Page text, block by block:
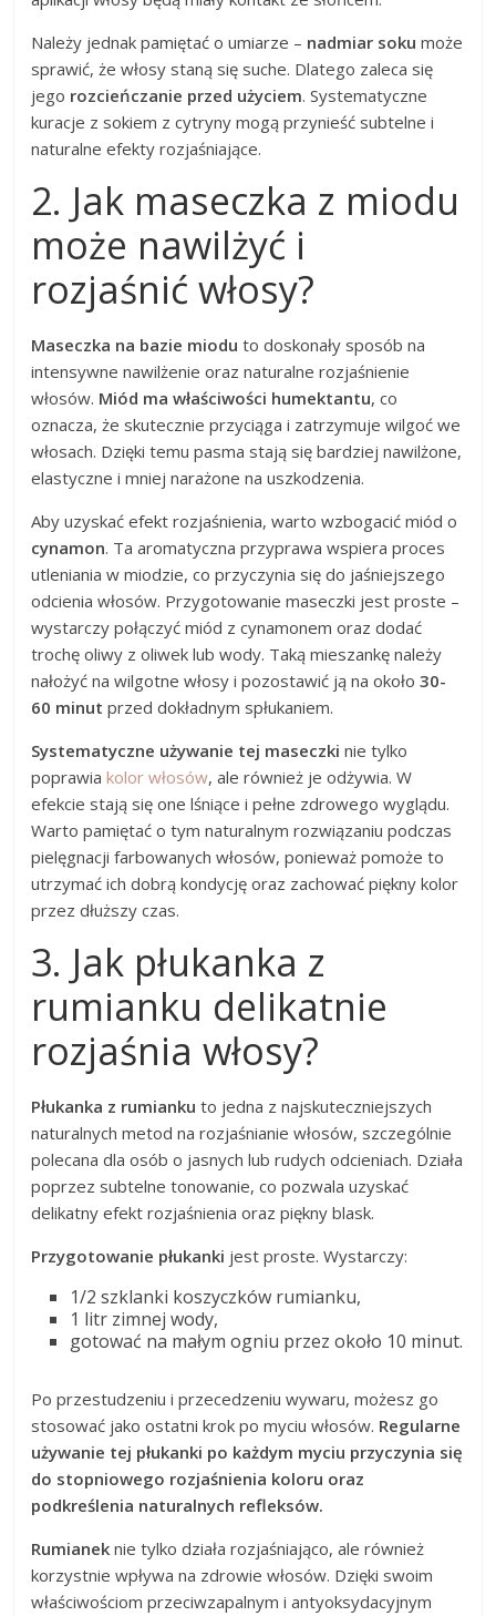
Należy jednak pamiętać o umiarze – nadmiar soku może
sprawić, że włosy staną się suche. Dlatego zaleca się
jego rozcieńczanie przed użyciem. Systematyczne
kuracje z sokiem z cytryny mogą przynieść subtelne i
naturalne efekty rozjaśniające.
2. Jak maseczka z miodu
może nawilżyć i
rozjaśnić włosy?
Maseczka na bazie miodu to doskonały sposób na
intensywne nawilżenie oraz naturalne rozjaśnienie
włosów. Miód ma właściwości humektantu, co
oznacza, że skutecznie przyciąga i zatrzymuje wilgoć we
włosach. Dzięki temu pasma stają się bardziej nawilżone,
elastyczne i mniej narażone na uszkodzenia.
Aby uzyskać efekt rozjaśnienia, warto wzbogacić miód o
cynamon. Ta aromatyczna przyprawa wspiera proces
utleniania w miodzie, co przyczynia się do jaśniejszego
odcienia włosów. Przygotowanie maseczki jest proste –
wystarczy połączyć miód z cynamonem oraz dodać
trochę oliwy z oliwek lub wody. Taką mieszankę należy
nałożyć na wilgotne włosy i pozostawić ją na około30-
60 minut przed dokładnym spłukaniem.
Systematyczne używanie tej maseczki nie tylko
poprawiakolor włosów, ale również je odżywia. W
efekcie stają się one lśniące i pełne zdrowego wyglądu.
Warto pamiętać o tym naturalnym rozwiązaniu podczas
pielęgnacji farbowanych włosów, ponieważ pomoże to
utrzymać ich dobrą kondycję oraz zachować piękny kolor
przez dłuższy czas.
3. Jak płukanka z
rumianku delikatnie
rozjaśnia włosy?
Płukanka z rumianku to jedna z najskuteczniejszych
naturalnych metod na rozjaśnianie włosów, szczególnie
polecana dla osób o jasnych lub rudych odcieniach. Działa
poprzez subtelne tonowanie, co pozwala uzyskać
delikatny efekt rozjaśnienia oraz piękny blask.
Przygotowanie płukanki jest proste. Wystarczy:
1/2 szklanki koszyczków rumianku,
1 litr zimnej wody,
gotować na małym ogniu przez około 10 minut.
Po przestudzeniu i przecedzeniu wywaru, możesz go
stosować jako ostatni krok po myciu włosów. Regularne
używanie tej płukanki po każdym myciu przyczynia się
do stopniowego rozjaśnienia koloru oraz
podkreślenia naturalnych refleksów.
Rumianek nie tylko działa rozjaśniająco, ale również
korzystnie wpływa na zdrowie włosów. Dzięki swoim
właściwościom przeciwzapalnym i antyoksydacyjnym